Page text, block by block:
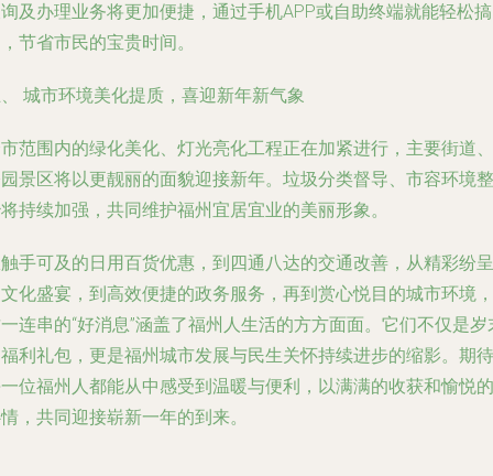
及办理业务将更加便捷，通过手机APP或自助终端就能轻松搞
节省市民的宝贵时间。
城市环境美化提质，喜迎新年新气象
范围内的绿化美化、灯光亮化工程正在加紧进行，主要街道、
景区将以更靓丽的面貌迎接新年。垃圾分类督导、市容环境整
持续加强，共同维护福州宜居宜业的美丽形象。
手可及的日用百货优惠，到四通八达的交通改善，从精彩纷呈
化盛宴，到高效便捷的政务服务，再到赏心悦目的城市环境，
连串的“好消息”涵盖了福州人生活的方方面面。它们不仅是岁
利礼包，更是福州城市发展与民生关怀持续进步的缩影。期待
位福州人都能从中感受到温暖与便利，以满满的收获和愉悦的
，共同迎接崭新一年的到来。